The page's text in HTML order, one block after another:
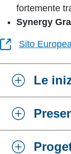
fortemente
Synergy
Sito
Le